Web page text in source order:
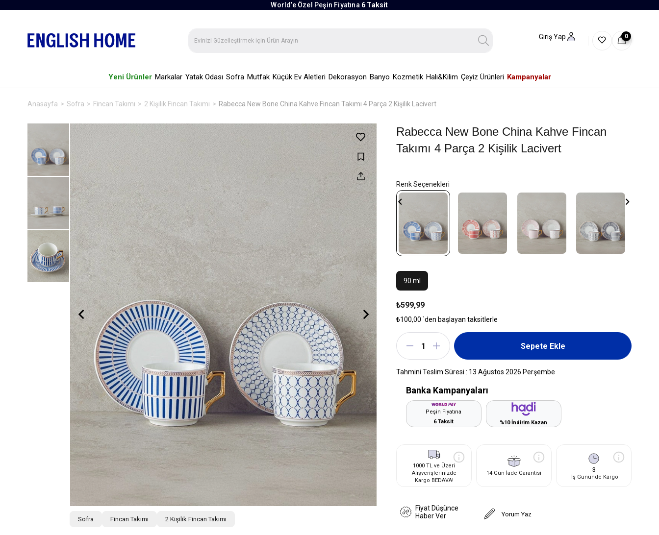
World’e Özel Peşin Fiyatına 6 Taksit
Giriş Yap 0
Yeni Ürünler Markalar Yatak Odası Sofra Mutfak Küçük Ev Aletleri Dekorasyon Banyo Kozmetik Halı&Kilim Çeyiz Ürünleri Kampanyalar
Anasayfa Sofra Fincan Takımı 2 Kişilik Fincan Takımı Rabecca New Bone China Kahve Fincan Takımı 4 Parça 2 Kişilik Lacivert
Sofra Fincan Takımı 2 Kişilik Fincan Takımı
Rabecca New Bone China Kahve Fincan
Takımı 4 Parça 2 Kişilik Lacivert
90 ml
₺599,99
₺100,00 `den başlayan taksitlerle
Tahmini Teslim Süresi : 13 Ağustos 2026 Perşembe
Banka Kampanyaları
Peşin Fiyatına
6 Taksit
%10 İndirim Kazan
1000 TL ve Üzeri
Alışverişlerinizde
Kargo BEDAVA!
14 Gün İade Garantisi 3
İş Gününde Kargo
Fiyat Düşünce
Haber Ver
Yorum Yaz